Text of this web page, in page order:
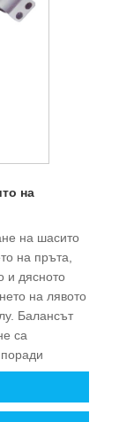
и др.
глава, тъй
на
сложни
напълно
да се
за коване.
на
на шасито
на пръта,
и дясното
на лявото
Балансът
са
пътната
през